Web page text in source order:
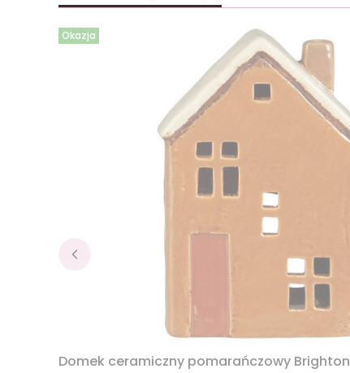
Okazja
Domek ceramiczny pomarańczowy Brighton